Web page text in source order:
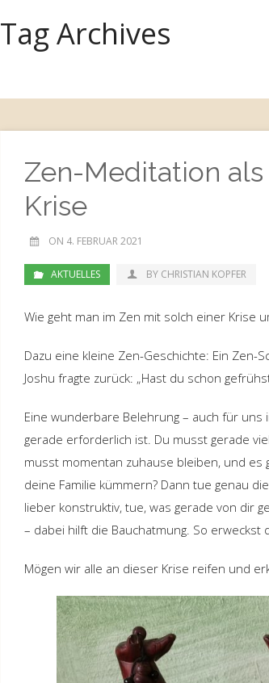
Tag Archives
Zen-Meditation
Krise
ON 4. FEBRUAR 2021
AKTUELLES BY CHRISTIAN KOPFER
Wie geht man im Zen mit solch einer Krise
Dazu eine kleine Zen-Geschichte: Ein Zen-
Joshu fragte zurück: „Hast du schon
Eine wunderbare Belehrung – auch für
gerade erforderlich ist. Du musst gerade
musst momentan zuhause bleiben, und es
deine Familie kümmern? Dann tue genau
lieber konstruktiv, tue, was gerade von dir
– dabei hilft die Bauchatmung. So
Mögen wir alle an dieser Krise reifen und